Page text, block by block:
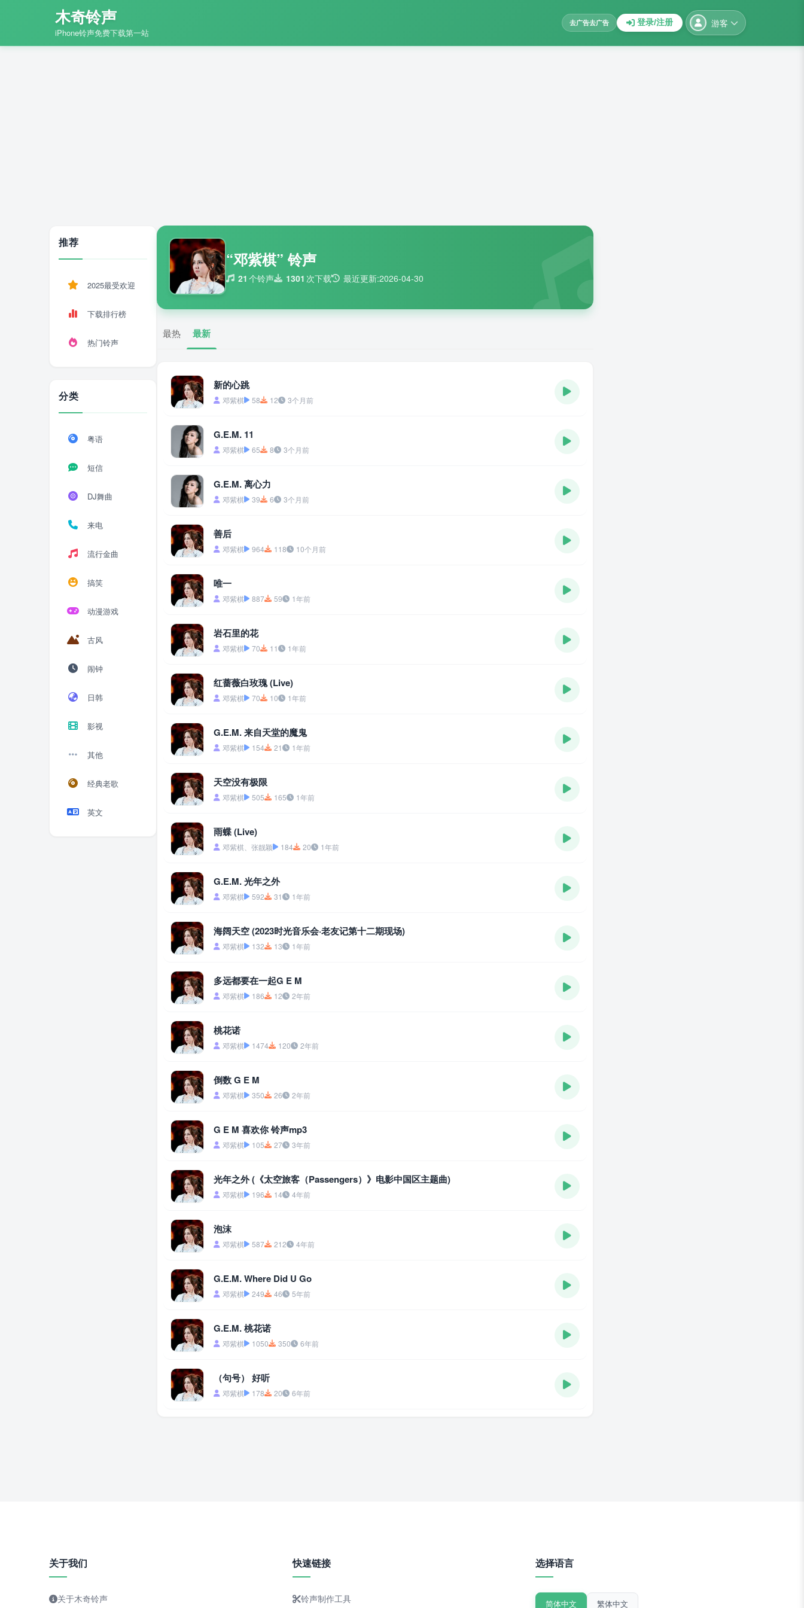
木奇铃声
iPhone铃声免费下载第一站
去广告去广告 登录/注册 游客
推荐
2025最受欢迎
下载排行榜
热门铃声
分类
粤语
短信
DJ舞曲
来电
流行金曲
搞笑
动漫游戏
古风
闹钟
日韩
影视
其他
经典老歌
英文
“邓紫棋” 铃声
21 个铃声 1301 次下载 最近更新:2026-04-30
最热 最新
新的心跳
邓紫棋 58 12 3个月前
G.E.M. 11
邓紫棋 65 8 3个月前
G.E.M. 离心力
邓紫棋 39 6 3个月前
善后
邓紫棋 964 118 10个月前
唯一
邓紫棋 887 59 1年前
岩石里的花
邓紫棋 70 11 1年前
红蔷薇白玫瑰 (Live)
邓紫棋 70 10 1年前
G.E.M. 来自天堂的魔鬼
邓紫棋 154 21 1年前
天空没有极限
邓紫棋 505 165 1年前
雨蝶 (Live)
邓紫棋、张靓颖 184 20 1年前
G.E.M. 光年之外
邓紫棋 592 31 1年前
海阔天空 (2023时光音乐会·老友记第十二期现场)
邓紫棋 132 13 1年前
多远都要在一起G E M
邓紫棋 186 12 2年前
桃花诺
邓紫棋 1474 120 2年前
倒数 G E M
邓紫棋 350 26 2年前
G E M 喜欢你 铃声mp3
邓紫棋 105 27 3年前
光年之外 (《太空旅客（Passengers）》电影中国区主题曲)
邓紫棋 196 14 4年前
泡沫
邓紫棋 587 212 4年前
G.E.M. Where Did U Go
邓紫棋 249 46 5年前
G.E.M. 桃花诺
邓紫棋 1050 350 6年前
（句号） 好听
邓紫棋 178 20 6年前
关于我们
关于木奇铃声
快速链接
铃声制作工具
选择语言
简体中文 繁体中文